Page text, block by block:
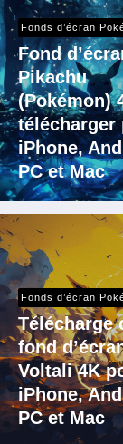
Fonds d’écran
Fond
Pikachu
(Pokémon)
télécharger
iPhone,
PC et Mac
Fonds d’écran
Télécharge
fond
Voltali 4K
iPhone,
PC et Mac